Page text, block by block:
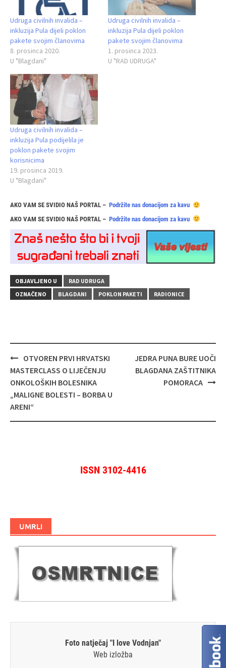
Udruga civilnih invalida –
inkluzija Pula dijeli poklon
pakete svojim članovima
8. prosinca 2020.
U "Blagdani"
Udruga civilnih invalida –
inkluzija Pula dijeli poklon
pakete svojim članovima
1. prosinca 2023.
U "RAD UDRUGA"
Udruga civilnih invalida –
inkluzija Pula podijelila je
poklon pakete svojim
korisnicima
19. prosinca 2019.
U "Blagdani"
AKO VAM SE SVIDIO NAŠ PORTAL – Podržite nas donacijom za kavu
AKO VAM SE SVIDIO NAŠ PORTAL – Podržite nas donacijom za kavu
OBJAVLJENO U
RAD UDRUGA
OZNAČENO
BLAGDANI POKLON PAKETI RADIONICE
Navigacija
objava
OTVOREN PRVI HRVATSKI
MASTERCLASS O LIJEČENJU
ONKOLOŠKIH BOLESNIKA
„MALIGNE BOLESTI – BORBA U
ARENI“
JEDRA PUNA BURE UOČI
BLAGDANA ZAŠTITNIKA
POMORACA
ISSN 3102-4416
UMRLI
Foto natječaj "I love Vodnjan"
Web izložba